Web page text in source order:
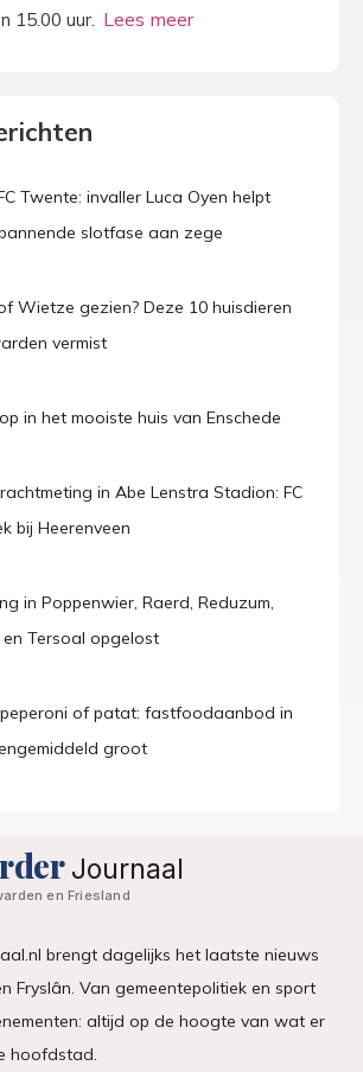
15.00 uur.
Twente: invaller Luca Oyen helpt
slotfase aan zege
Wietze gezien? Deze 10 huisdieren
vermist
in het mooiste huis van Enschede
in Abe Lenstra Stadion: FC
bij Heerenveen
in Poppenwier, Raerd, Reduzum,
Tersoal opgelost
of patat: fastfoodaanbod in
groot
Journaal
en Friesland
brengt dagelijks het laatste nieuws
Fryslân. Van gemeentepolitiek en sport
altijd op de hoogte van wat er
hoofdstad.